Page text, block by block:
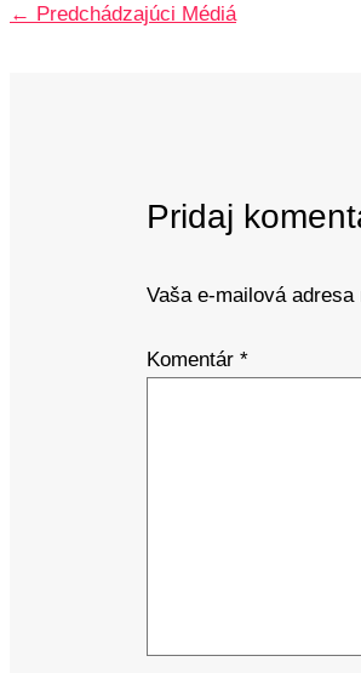
← Predchádzajúci Médiá
Pridaj
Vaša e-mailová adresa
Komentár*